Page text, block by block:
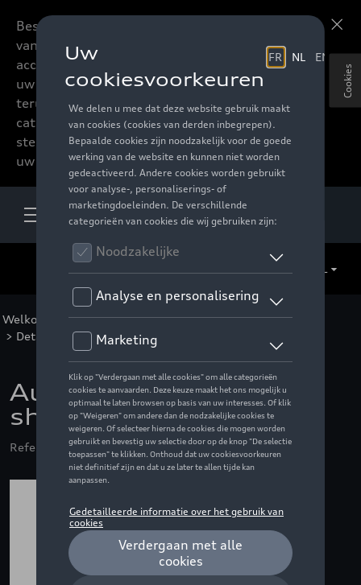
Beste accessoires-lovers,
vanaf nu kan u het hele
accessoire assortiment van
uw favoriete merk
terugvinden in de online
catalogus. Deze kunnen
steeds besteld worden via
uw verdeler.
Welkom Voor u >F1 Collectie >Kleding >Vrouwen
> Detail
Audi F1 Fan grafisch t-
shirt, grijs - XL
Referentie: ZZQ3132600605
Cookies